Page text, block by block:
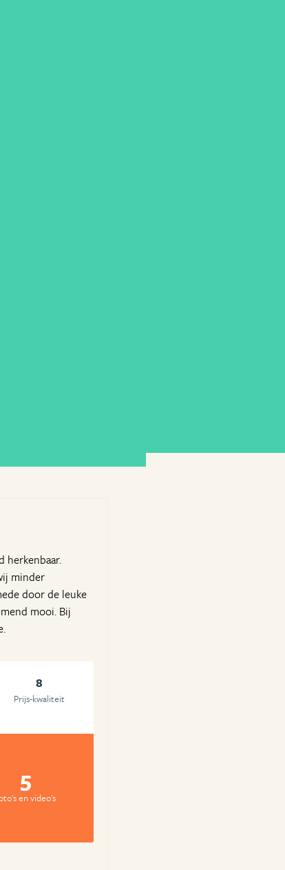
herkenbaar.
minder
door de leuke
mooi. Bij
8
Prijs-kwaliteit
5
en video's